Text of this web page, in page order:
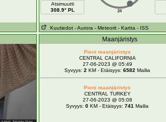
Atsimuutti
308.9° PL
24
Kuutiedot - Aurora - Meteorit - Kartta - ISS
Maanjäristys
Pieni maanjäristys
CENTRAL CALIFORNIA
27-06-2023 @ 05:49
Syvyys: 2 KM - Etäisyys: 6582 Mailia
Pieni maanjäristys
CENTRAL TURKEY
27-06-2023 @ 05:08
Syvyys: 0 KM - Etäisyys: 741 Mailia